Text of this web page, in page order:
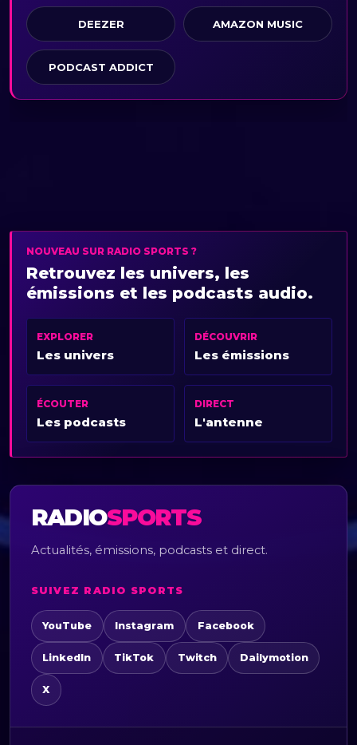
DEEZER AMAZON MUSIC
PODCAST ADDICT
NOUVEAU SUR RADIO SPORTS ?
Retrouvez les univers, les
émissions et les podcasts audio.
EXPLORER
Les univers
DÉCOUVRIR
Les émissions
ÉCOUTER
Les podcasts
DIRECT
L'antenne
RADIOSPORTS
Actualités, émissions, podcasts et direct.
SUIVEZ RADIO SPORTS
YouTube Instagram Facebook
LinkedIn TikTok Twitch Dailymotion
X